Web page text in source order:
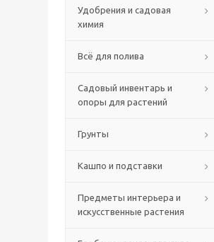
Удобрения и садовая
химия
Всё для полива
Садовый инвентарь и
опоры для растений
Грунты
Кашпо и подставки
Предметы интерьера и
искусственные растения